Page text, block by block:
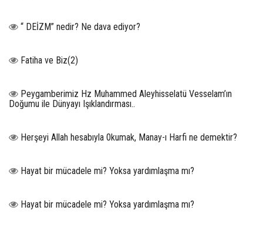
“ DEİZM” nedir? Ne dava ediyor?
Fatiha ve Biz(2)
Peygamberimiz Hz Muhammed Aleyhisselatü Vesselam’ın
Doğumu ile Dünyayı Işıklandırması..
Herşeyi Allah hesabıyla 0kumak, Manay-ı Harfi ne demektir?
Hayat bir mücadele mi? Yoksa yardımlaşma mı?
Hayat bir mücadele mi? Yoksa yardımlaşma mı?